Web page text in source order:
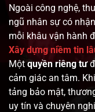
Ngoài công nghệ,
ngũ nhân sự có
mỗi khâu vận hành
Xây dựng niềm tin
Một quyền riêng tư
cảm giác an tâm.
tảng bảo mật,
uy tín và chuyên